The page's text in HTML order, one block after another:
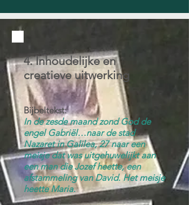
4. Inhoudelijke en
creatieve uitwerking
Bijbeltekst:
In de zesde maand zond God de
engel Gabriël…naar de stad
Nazaret in Galilea, 27 naar een
meisje dat was uitgehuwelijkt aan
een man die Jozef heette, een
afstammeling van David. Het meisje
heette Maria.